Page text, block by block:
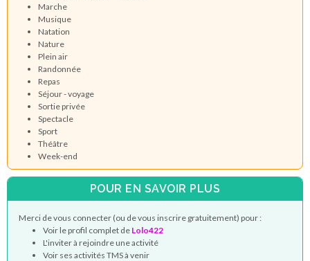
Marche
Musique
Natation
Nature
Plein air
Randonnée
Repas
Séjour - voyage
Sortie privée
Spectacle
Sport
Théâtre
Week-end
POUR EN SAVOIR PLUS
Merci de vous connecter (ou de vous inscrire gratuitement) pour :
Voir le profil complet de Lolo422
L'inviter à rejoindre une activité
Voir ses activités TMS à venir